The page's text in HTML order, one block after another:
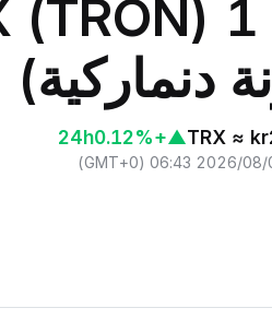
دنماركية)
▲
+0.12%
24h
2026/08/08
(
GMT+0
)